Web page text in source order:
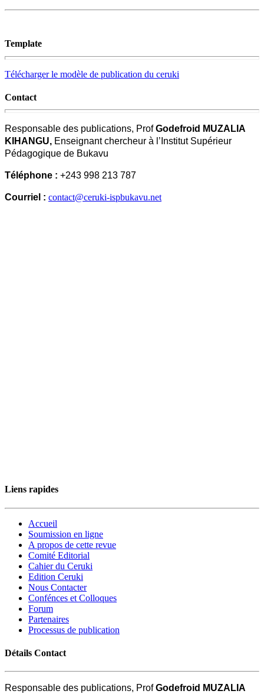
Template
Télécharger le modèle de publication du ceruki
Contact
Responsable des publications, ProfGodefroid MUZALIA
KIHANGU, Enseignant chercheur à l’Institut Supérieur
Pédagogique de Bukavu
Téléphone : +243 998 213 787
Courriel : contact@ceruki-ispbukavu.net
Liens rapides
Accueil
Soumission en ligne
A propos de cette revue
Comité Editorial
Cahier du Ceruki
Edition Ceruki
Nous Contacter
Confénces et Colloques
Forum
Partenaires
Processus de publication
Détails Contact
Responsable des publications, ProfGodefroid MUZALIA